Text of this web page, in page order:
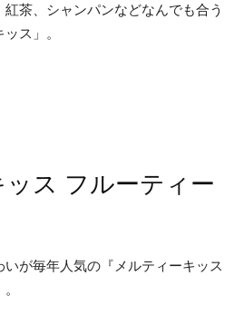
茶、シャンパンなどなんでも合う
ス」。
ス フルーティー
が毎年人気の『メルティーキッス